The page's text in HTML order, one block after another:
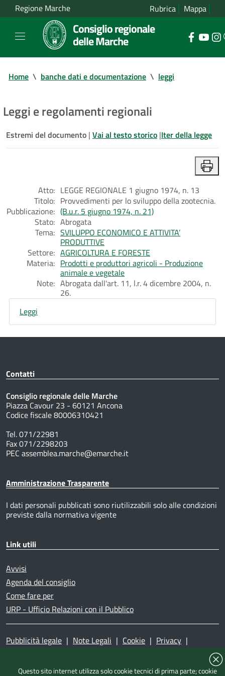
Regione Marche Rubrica Mappa
Consiglio regionale
delle Marche
Home \ banche dati e documentazione \ leggi
Leggi e regolamenti regionali
Estremi del documento | Vai al testo storico |Iter della legge
Atto: LEGGE REGIONALE 1 giugno 1974, n. 13
Titolo: Provvedimenti per lo sviluppo della zootecnia.
Pubblicazione: (B.u.r. 5 giugno 1974, n. 21)
Stato: Abrogata
Tema: SVILUPPO ECONOMICO E ATTIVITA’
PRODUTTIVE
Settore: AGRICOLTURA E FORESTE
Materia: Prodotti e produttori agricoli - Produzione
animale e vegetale
Note: Abrogata dall'art. 11, l.r. 4 dicembre 2004, n.
26.
Leggi
Contatti
Consiglio regionale delle Marche
Piazza Cavour 23 - 60121 Ancona
Codice fiscale 80006310421
Tel. 071/22981
Fax 071/2298203
PEC assemblea.marche@emarche.it
Amministrazione Trasparente
I dati personali pubblicati sono riutilizzabili solo alle condizioni
previste dalla normativa vigente
Link utili
Avvisi
Agenda del consiglio
Come fare per
URP - Ufficio Relazioni con il Pubblico
Pubblicità legale | Note Legali | Cookie | Privacy |
Questo sito internet utilizza solo cookie tecnici di prima parte; cookie